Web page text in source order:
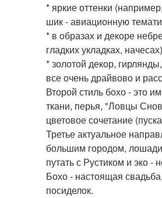
* яркие оттенки
шик - авиационную
* в образах и декоре
гладких укладках,
* золотой декор,
все очень драйвово и
Второй стиль бохо - это
ткани, перья, "Ловцы
цветовое сочетание
Третье актуальное
большим городом,
путать с Рустиком и эко -
Бохо - настоящая
посиделок.